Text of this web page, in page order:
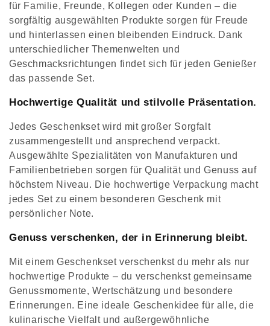
für Familie, Freunde, Kollegen oder Kunden – die
sorgfältig ausgewählten Produkte sorgen für Freude
und hinterlassen einen bleibenden Eindruck. Dank
unterschiedlicher Themenwelten und
Geschmacksrichtungen findet sich für jeden Genießer
das passende Set.
Hochwertige Qualität und stilvolle Präsentation.
Jedes Geschenkset wird mit großer Sorgfalt
zusammengestellt und ansprechend verpackt.
Ausgewählte Spezialitäten von Manufakturen und
Familienbetrieben sorgen für Qualität und Genuss auf
höchstem Niveau. Die hochwertige Verpackung macht
jedes Set zu einem besonderen Geschenk mit
persönlicher Note.
Genuss verschenken, der in Erinnerung bleibt.
Mit einem Geschenkset verschenkst du mehr als nur
hochwertige Produkte – du verschenkst gemeinsame
Genussmomente, Wertschätzung und besondere
Erinnerungen. Eine ideale Geschenkidee für alle, die
kulinarische Vielfalt und außergewöhnliche